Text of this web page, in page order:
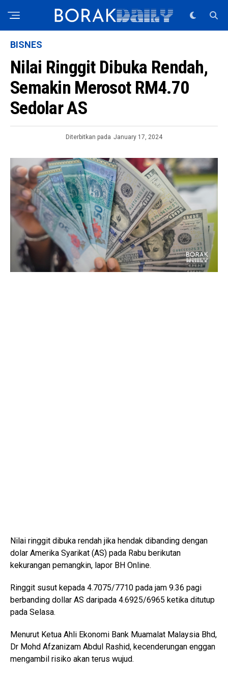
BISNES
Nilai Ringgit Dibuka Rendah,
Semakin Merosot RM4.70
Sedolar AS
Diterbitkan pada January 17, 2024
Nilai ringgit dibuka rendah jika hendak dibanding dengan
dolar Amerika Syarikat (AS) pada Rabu berikutan
kekurangan pemangkin, lapor BH Online.
Ringgit susut kepada 4.7075/7710 pada jam 9.36 pagi
berbanding dollar AS daripada 4.6925/6965 ketika ditutup
pada Selasa.
Menurut Ketua Ahli Ekonomi Bank Muamalat Malaysia Bhd,
Dr Mohd Afzanizam Abdul Rashid, kecenderungan enggan
mengambil risiko akan terus wujud.